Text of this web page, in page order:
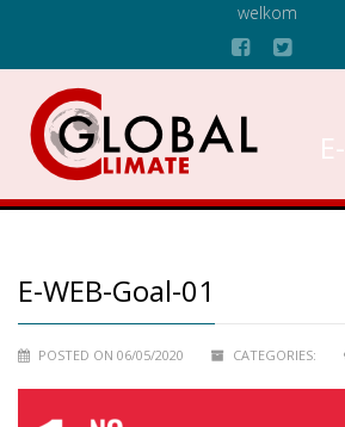
welkom
E-WEB-Goal-01
POSTED ON 06/05/2020 CATEGORIES: